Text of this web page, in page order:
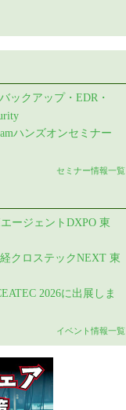
ックアップ・EDR・
ハンズオンセミナー
セミナー情報一覧
エージェントDXPO 東
経クロステックNEXT 東
2026に出展しま
イベント情報一覧